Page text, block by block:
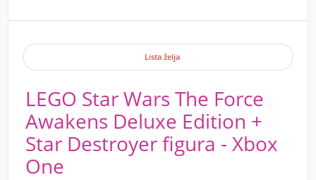
Lista želja
LEGO Star Wars The Force
Awakens Deluxe Edition +
Star Destroyer figura - Xbox
One